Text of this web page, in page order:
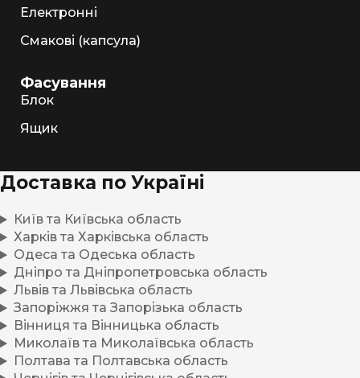
Електронні
Смакові (капсула)
Фасування
Блок
Ящик
Доставка по Україні
Київ та Київська область
Харків та Харківська область
Одеса та Одеська область
Дніпро та Дніпропетровська область
Львів та Львівська область
Запоріжжя та Запорізька область
Вінниця та Вінницька область
Миколаїв та Миколаївська область
Полтава та Полтавська область